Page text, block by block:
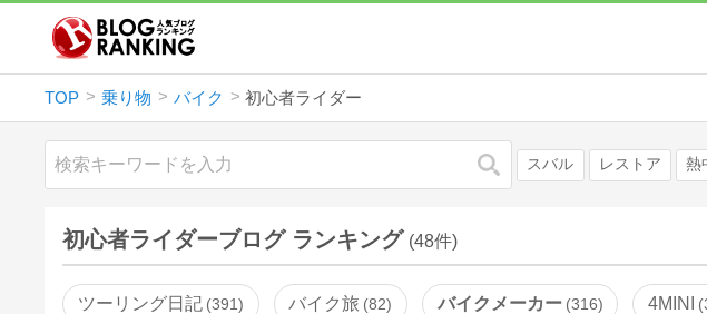
TOP 乗り物 バイク 初心者ライダー
検索 スバル レストア 熱
初心者ライダーブログ ランキング (48件)
ツーリング日記 391 バイク旅 82 バイクメーカー 316 4MINI